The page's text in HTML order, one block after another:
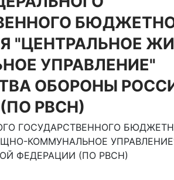
"ЦЕНТРАЛЬНОЕ
УПРАВЛЕНИЕ"
ОБОРОНЫ
РВСН)
ГОСУДАРСТВЕННОГО
КОММУНАЛЬНОЕ
ФЕДЕРАЦИИ (ПО РВСН)